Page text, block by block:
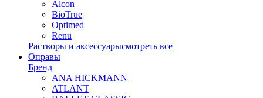
Alcon
BioTrue
Optimed
Renu
Растворы и аксессуарысмотреть все
Оправы
Бренд
ANA HICKMANN
ATLANT